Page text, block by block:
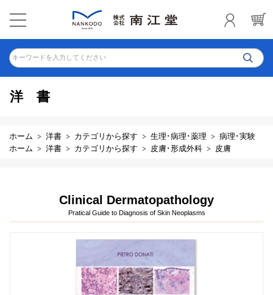
キーワードを入力してください
洋書
ホーム 洋書 カテゴリから探す 生理･病理･薬理
病理･実験
ホーム
洋書 カテゴリから探す 皮膚･形成外科 皮膚
Clinical Dermatopathology
Pratical Guide to Diagnosis of Skin Neoplasms